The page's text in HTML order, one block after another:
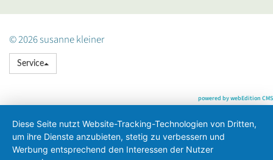
© 2026 susanne kleiner
Service
powered by webEdition CMS
Diese Seite nutzt Website-Tracking-Technologien von Dritten,
um ihre Dienste anzubieten, stetig zu verbessern und
Werbung entsprechend den Interessen der Nutzer